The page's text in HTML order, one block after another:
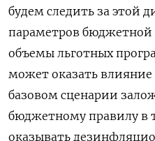
будем следить за этой
параметров
объемы льготных
может оказать
базовом сценарии
бюджетному правилу в
оказывать